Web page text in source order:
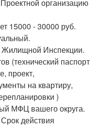
организацию
15000 - 30000 руб.
Жилищной Инспекции.
(технический паспорт
проект,
на квартиру,
)
МФЦ вашего округа.
действия